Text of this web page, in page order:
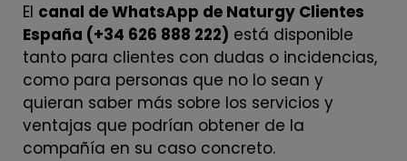
El canal de WhatsApp de Naturgy Clientes
España (+34 626 888 222) está disponible
tanto para clientes con dudas o incidencias,
como para personas que no lo sean y
quieran saber más sobre los servicios y
ventajas que podrían obtener de la
compañía en su caso concreto.